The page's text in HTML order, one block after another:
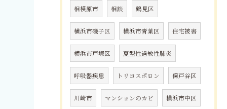
相模原市 相談 鶴見区
横浜市磯子区 横浜市青葉区 住宅被害
横浜市戸塚区 夏型性過敏性肺炎
呼吸器疾患 トリコスポロン 保戸谷区
川崎市 マンションのカビ 横浜市中区